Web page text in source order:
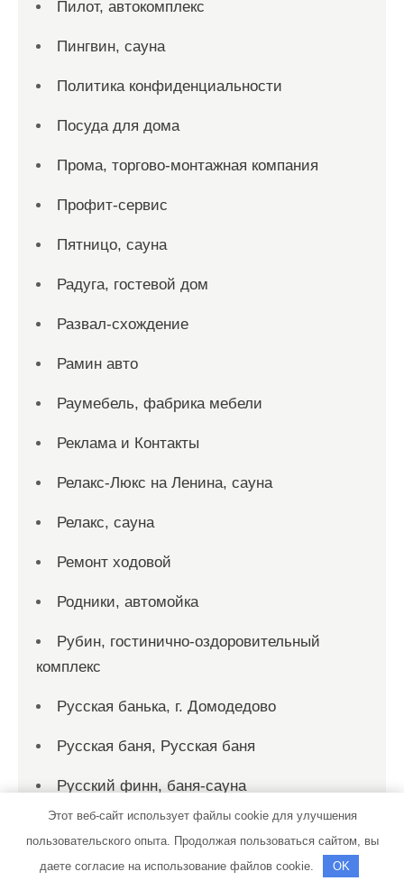
Пилот, автокомплекс
Пингвин, сауна
Политика конфиденциальности
Посуда для дома
Прома, торгово-монтажная компания
Профит-сервис
Пятницо, сауна
Радуга, гостевой дом
Развал-схождение
Рамин авто
Раумебель, фабрика мебели
Реклама и Контакты
Релакс-Люкс на Ленина, сауна
Релакс, сауна
Ремонт ходовой
Родники, автомойка
Рубин, гостинично-оздоровительный
комплекс
Русская банька, г. Домодедово
Русская баня, Русская баня
Русский финн, баня-сауна
Рыбка, сауна
Рэн, сервисный автокомплекс
Этот веб-сайт использует файлы cookie для улучшения
пользовательского опыта. Продолжая пользоваться сайтом, вы
даете согласие на использование файлов cookie.
OK